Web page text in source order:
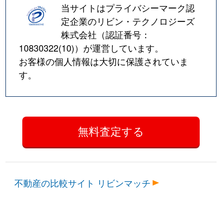
当サイトはプライバシーマーク認
定企業のリビン・テクノロジーズ
株式会社（認証番号：
10830322(10)）が運営しています。
お客様の個人情報は大切に保護されていま
す。
不動産の比較サイト リビンマッチ